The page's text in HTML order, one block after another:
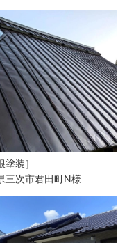
塗装］
三次市君田町N様